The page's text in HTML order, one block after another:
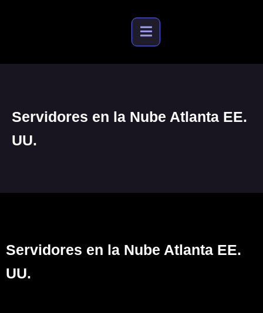
Servidores en la Nube Atlanta EE.
UU.
Servidores en la Nube Atlanta EE.
UU.